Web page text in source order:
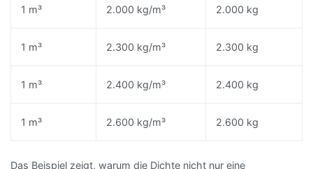
1 m³ 2.000 kg/m³ 2.000 kg
1 m³ 2.300 kg/m³ 2.300 kg
1 m³ 2.400 kg/m³ 2.400 kg
1 m³ 2.600 kg/m³ 2.600 kg
Das Beispiel zeigt, warum die Dichte nicht nur eine